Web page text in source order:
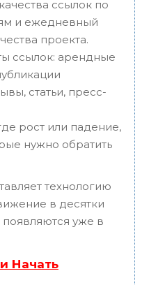
ссылок по
и ежедневный
проекта.
ссылок: арендные
статьи, пресс-
рост или падение,
нужно обратить
технологию
в десятки
появляются уже в
Начать